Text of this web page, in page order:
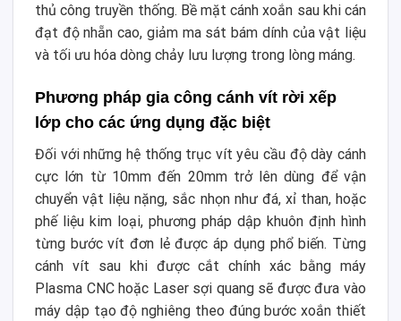
thủ công truyền thống. Bề mặt cánh xoắn sau khi cán
đạt độ nhẵn cao, giảm ma sát bám dính của vật liệu
và tối ưu hóa dòng chảy lưu lượng trong lòng máng.
Phương pháp gia công cánh vít rời xếp
lớp cho các ứng dụng đặc biệt
Đối với những hệ thống trục vít yêu cầu độ dày cánh
cực lớn từ 10mm đến 20mm trở lên dùng để vận
chuyển vật liệu nặng, sắc nhọn như đá, xỉ than, hoặc
phế liệu kim loại, phương pháp dập khuôn định hình
từng bước vít đơn lẻ được áp dụng phổ biến. Từng
cánh vít sau khi được cắt chính xác bằng máy
Plasma CNC hoặc Laser sợi quang sẽ được đưa vào
máy dập tạo độ nghiêng theo đúng bước xoắn thiết